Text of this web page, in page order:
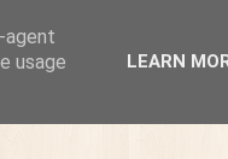
agent
usage
LEARN